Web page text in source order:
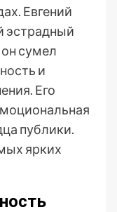
Евгений
эстрадный
сумел
и
Его
публики.
ярких